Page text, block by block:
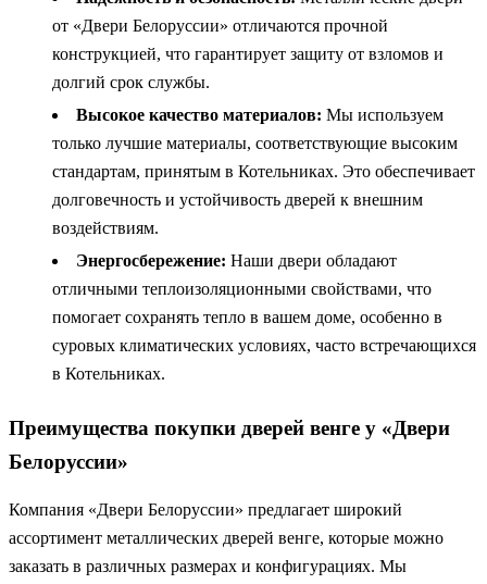
от «Двери Белоруссии» отличаются прочной
конструкцией, что гарантирует защиту от взломов и
долгий срок службы.
Высокое качество материалов: Мы используем
только лучшие материалы, соответствующие высоким
стандартам, принятым в Котельниках. Это обеспечивает
долговечность и устойчивость дверей к внешним
воздействиям.
Энергосбережение: Наши двери обладают
отличными теплоизоляционными свойствами, что
помогает сохранять тепло в вашем доме, особенно в
суровых климатических условиях, часто встречающихся
в Котельниках.
Преимущества покупки дверей венге у «Двери
Белоруссии»
Компания «Двери Белоруссии» предлагает широкий
ассортимент металлических дверей венге, которые можно
заказать в различных размерах и конфигурациях. Мы